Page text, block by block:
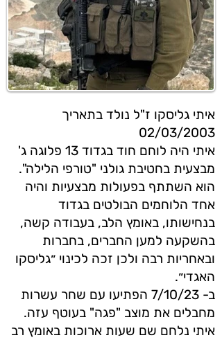
איתי גליסקו ז"ל נולד בתאריך
02/03/2003
איתי היה לוחם חוד בגדוד 13 פלוגה ג'
מבצעית בחטיבת גולני "טורפי הלילה".
הוא השתתף בפעולות מבצעיות והיה
אחד הלוחמים הבולטים בגדוד
בנחישותו, באומץ הלב, בעבודה קשה,
בהשקעה למען החברים, בחברות
ובאחריות רבה ולכן זכה לכינוי ״גליסקו
האגדי״.
ב- 7/10/23 הפתיעו עם שחר עשרות
מחבלים את מוצב "פגה" בעוטף עזה.
איתי נלחם שם שעות ארוכות באומץ רב